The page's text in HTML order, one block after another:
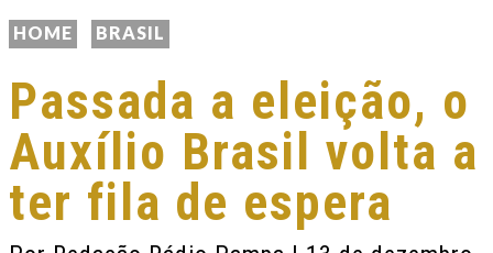
HOME BRASIL
Passada a eleição, o
Auxílio Brasil volta a
ter fila de espera